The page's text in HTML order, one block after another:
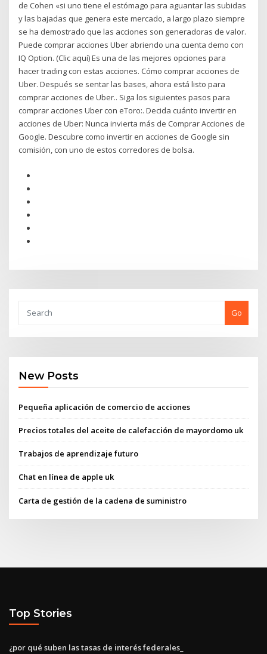
de Cohen «si uno tiene el estómago para aguantar las subidas
y las bajadas que genera este mercado, a largo plazo siempre
se ha demostrado que las acciones son generadoras de valor.
Puede comprar acciones Uber abriendo una cuenta demo con
IQ Option. (Clic aquí) Es una de las mejores opciones para
hacer trading con estas acciones. Cómo comprar acciones de
Uber. Después se sentar las bases, ahora está listo para
comprar acciones de Uber.. Siga los siguientes pasos para
comprar acciones Uber con eToro:. Decida cuánto invertir en
acciones de Uber: Nunca invierta más de Comprar Acciones de
Google. Descubre como invertir en acciones de Google sin
comisión, con uno de estos corredores de bolsa.
Go
New Posts
Pequeña aplicación de comercio de acciones
Precios totales del aceite de calefacción de mayordomo uk
Trabajos de aprendizaje futuro
Chat en línea de apple uk
Carta de gestión de la cadena de suministro
Top Stories
¿por qué suben las tasas de interés federales_